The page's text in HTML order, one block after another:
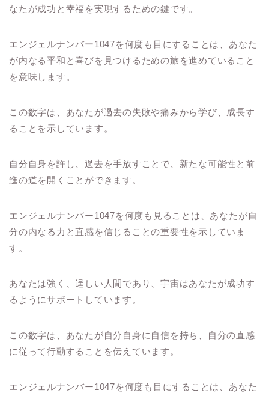
なたが成功と幸福を実現するための鍵です。
エンジェルナンバー1047を何度も目にすることは、あなた
が内なる平和と喜びを見つけるための旅を進めていること
を意味します。
この数字は、あなたが過去の失敗や痛みから学び、成長す
ることを示しています。
自分自身を許し、過去を手放すことで、新たな可能性と前
進の道を開くことができます。
エンジェルナンバー1047を何度も見ることは、あなたが自
分の内なる力と直感を信じることの重要性を示していま
す。
あなたは強く、逞しい人間であり、宇宙はあなたが成功す
るようにサポートしています。
この数字は、あなたが自分自身に自信を持ち、自分の直感
に従って行動することを伝えています。
エンジェルナンバー1047を何度も目にすることは、あなた